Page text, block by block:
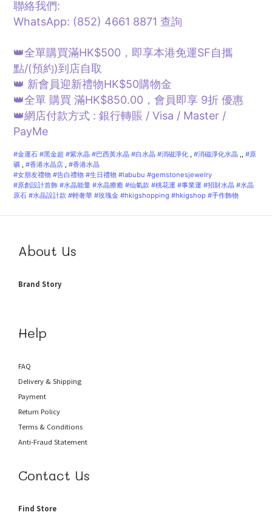
聯絡我們:
WhatsApp: (852) 4661 8871 查詢
👑全單購買滿HK$500，即享本港免運SF自攜
點/(預約)到店自取
👑 新會員迎新禮物HK$50購物金
👑全單 購買 滿HK$850.00，會員即享 9折 優惠
👑網店付款方式 : 銀行轉賬 / Visa / Master /
PayMe
#金運石 #黑金超 #紫水晶 #巴西黃水晶 #白水晶 #消磁淨化 , #消磁淨化水晶 ,, #原
礦 , #香港水晶店 , #香港水晶
#女朋友禮物 #告白禮物 #生日禮物 #labubu #gemstonesjewelry
#原創設計首飾 #水晶能量 #水晶療癒 #仙氣款 #桃花運 #事業運 #招財水晶 #水晶
原石 #水晶設計款 #輕奢華 #玫瑰金 #hkigshopping #hkigshop #手作飾物
About Us
Brand Story
Help
FAQ
Delivery & Shipping
Payment
Return Policy
Terms & Conditions
Anti-Fraud Statement
Contact Us
Find Store